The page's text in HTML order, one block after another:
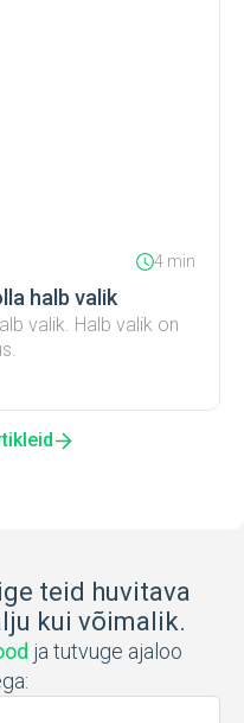
4 min
halb valik
valik. Halb valik on
teid huvitava
kui võimalik.
ja tutvuge ajaloo